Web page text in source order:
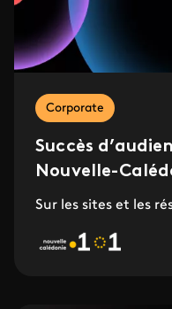
Corporate
Succès
Nouvelle-
Sur les sites et les